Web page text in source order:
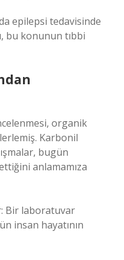
epilepsi tedavisinde
bu konunun tıbbi
organik
Karbonil
bugün
anlamamıza
Bir laboratuvar
insan hayatının